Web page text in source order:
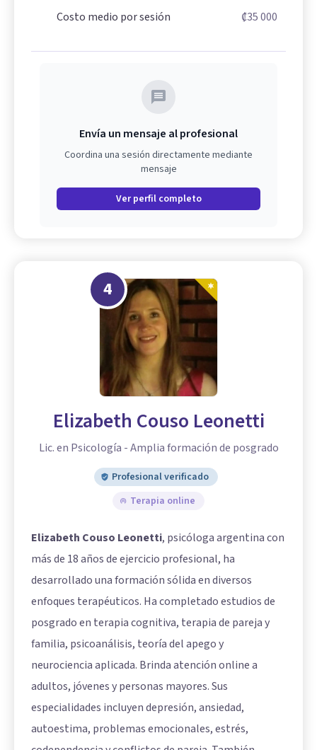
Costo medio por sesión
₡35 000
Envía un mensaje al profesional
Coordina una sesión directamente mediante
mensaje
Ver perfil completo
4
Elizabeth Couso Leonetti
Lic. en Psicología - Amplia formación de posgrado
Profesional verificado
Terapia online
Elizabeth Couso Leonetti, psicóloga argentina con
más de 18 años de ejercicio profesional, ha
desarrollado una formación sólida en diversos
enfoques terapéuticos. Ha completado estudios de
posgrado en terapia cognitiva, terapia de pareja y
familia, psicoanálisis, teoría del apego y
neurociencia aplicada. Brinda atención online a
adultos, jóvenes y personas mayores. Sus
especialidades incluyen depresión, ansiedad,
autoestima, problemas emocionales, estrés,